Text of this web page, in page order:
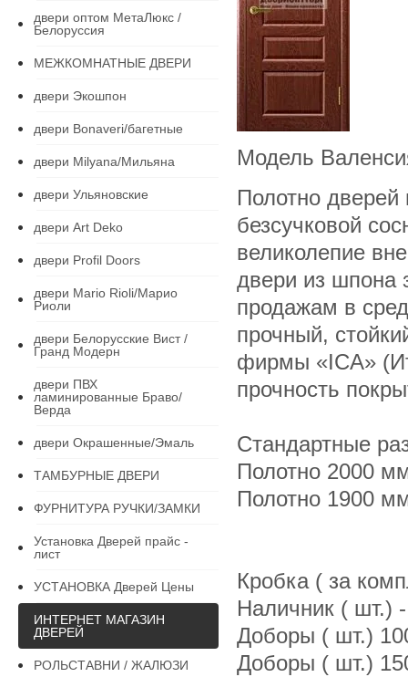
Модель
Полотно дверей
безсучковой
великолепие
двери из шпона
продажам в
прочный,
фирмы «ICA»
прочность
Стандартные
Полотно 2000
Полотно 1900
Кробка ( за
Наличник ( шт.)
Доборы ( шт.)
Доборы ( шт.)
двери оптом МетаЛюкс /
Белоруссия
МЕЖКОМНАТНЫЕ ДВЕРИ
двери Экошпон
двери Bonaveri/багетные
двери Milyana/Мильяна
двери Ульяновские
двери Art Deko
двери Profil Doors
двери Mario Rioli/Марио
Риоли
двери Белорусские Вист /
Гранд Модерн
двери ПВХ
ламинированные Браво/
Верда
двери Окрашенные/Эмаль
ТАМБУРНЫЕ ДВЕРИ
ФУРНИТУРА РУЧКИ/ЗАМКИ
Установка Дверей прайс -
лист
УСТАНОВКА Дверей Цены
ИНТЕРНЕТ МАГАЗИН
ДВЕРЕЙ
РОЛЬСТАВНИ / ЖАЛЮЗИ